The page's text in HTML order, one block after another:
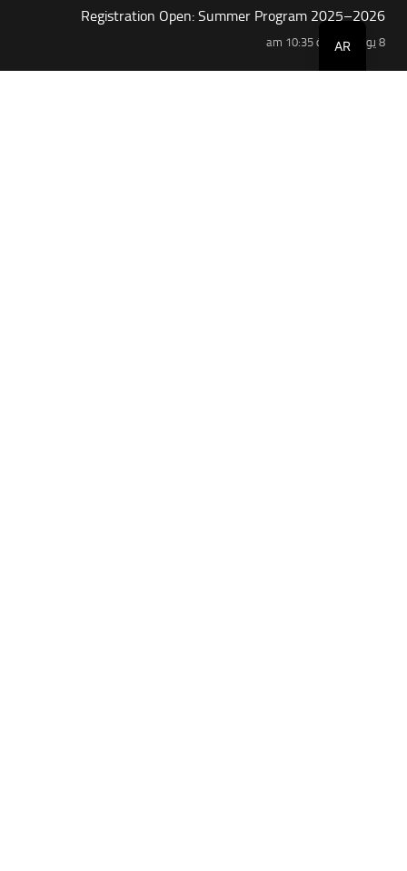
Registration Open: Summer Program 2025–2026
8 يونيو الساعة 10:35 am AR